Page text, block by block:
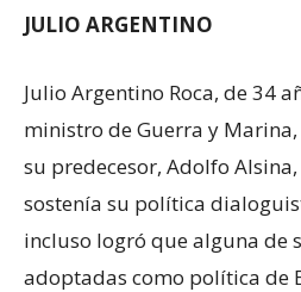
JULIO ARGENTINO
Julio Argentino Roca, de 34
ministro de Guerra y
su predecesor, Adolfo
sostenía su política
incluso logró que alguna de
adoptadas como política de